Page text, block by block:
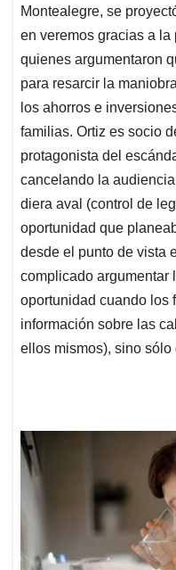
Montealegre, se
en veremos gracias a
quienes argumentaron
para resarcir la
los ahorros e
familias. Ortiz es socio
protagonista del
cancelando la
diera aval (control de
oportunidad que
desde el punto de vista
complicado argumentar
oportunidad cuando los
información sobre las
ellos mismos), sino sólo